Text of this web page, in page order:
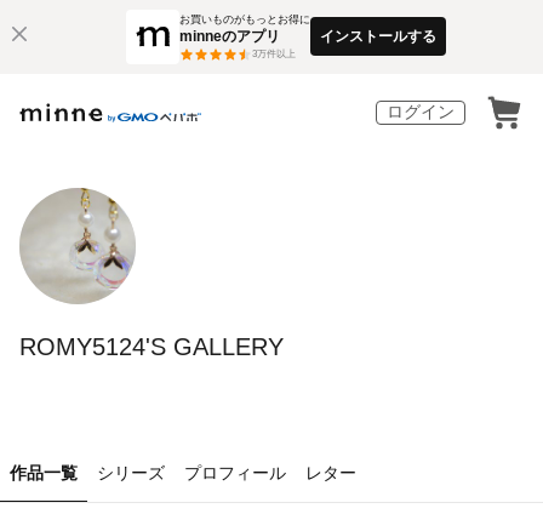
お買いものがもっとお得に
minneのアプリ
3万件以上
インストールする
ログイン
ROMY5124'S GALLERY
作品一覧 シリーズ プロフィール レター